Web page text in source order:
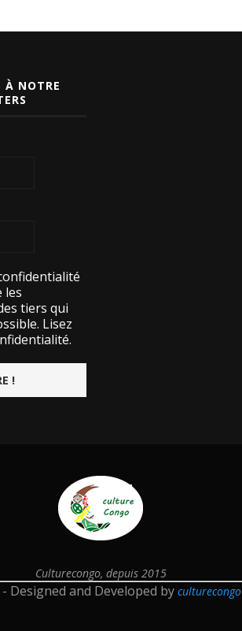
À NOTRE
les
tiers qui
Lisez
Culturecongo, depuis 2015
- Designed and Developed by culturecongo